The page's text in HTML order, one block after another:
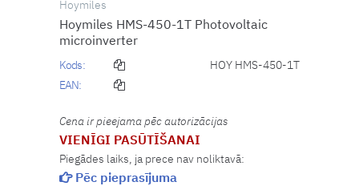
Hoymiles
Hoymiles HMS-450-1T Photovoltaic
microinverter
Kods:
HOY HMS-450-1T
EAN:
Cena ir pieejama pēc autorizācijas
VIENĪGI PASŪTĪŠANAI
Piegādes laiks, ja prece nav noliktavā:
Pēc pieprasījuma